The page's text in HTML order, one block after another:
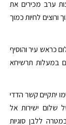
ערב מכירים את
ורוצים לחיות כמוך
כראש עיר והוסיף
במעלות תרשיחא
יתקיים קשר הדדי
שלום ישירות אל
ללבן סוגיות